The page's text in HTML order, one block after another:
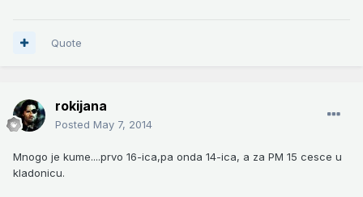
Quote
rokijana
Posted May 7, 2014
Mnogo je kume....prvo 16-ica,pa onda 14-ica, a za PM 15 cesce u
kladonicu.